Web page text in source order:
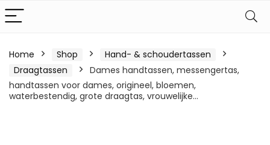
Home Shop
Hand- & schoudertassen
Draagtassen
Dames handtassen, messengertas,
handtassen voor dames, origineel, bloemen,
waterbestendig, grote draagtas, vrouwelijke…